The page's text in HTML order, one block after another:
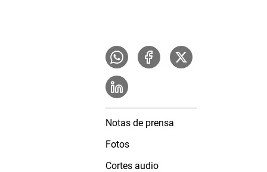
Notas de prensa
Fotos
Cortes audio